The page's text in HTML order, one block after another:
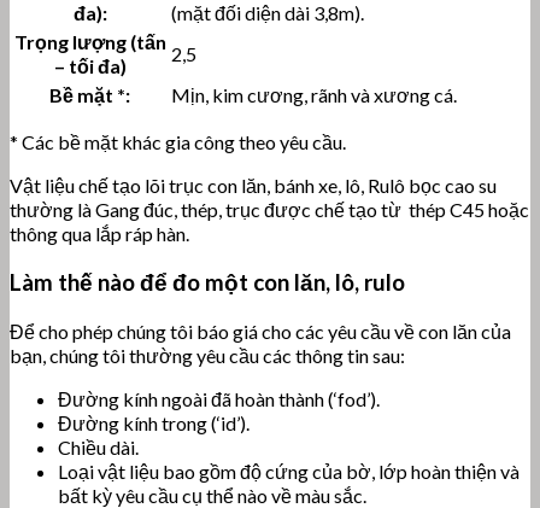
đa):
(mặt đối diện dài 3,8m).
Trọng lượng (tấn
– tối đa)
2,5
Bề mặt *:
Mịn, kim cương, rãnh và xương cá.
* Các bề mặt khác gia công theo yêu cầu.
Vật liệu chế tạo lõi trục con lăn, bánh xe, lô, Rulô bọc cao su
thường là Gang đúc, thép, trục được chế tạo từ thép C45 hoặc
thông qua lắp ráp hàn.
Làm thế nào để đo một con lăn, lô, rulo
Để cho phép chúng tôi báo giá cho các yêu cầu về con lăn của
bạn, chúng tôi thường yêu cầu các thông tin sau:
Đường kính ngoài đã hoàn thành (‘fod’).
Đường kính trong (‘id’).
Chiều dài.
Loại vật liệu bao gồm độ cứng của bờ, lớp hoàn thiện và
bất kỳ yêu cầu cụ thể nào về màu sắc.